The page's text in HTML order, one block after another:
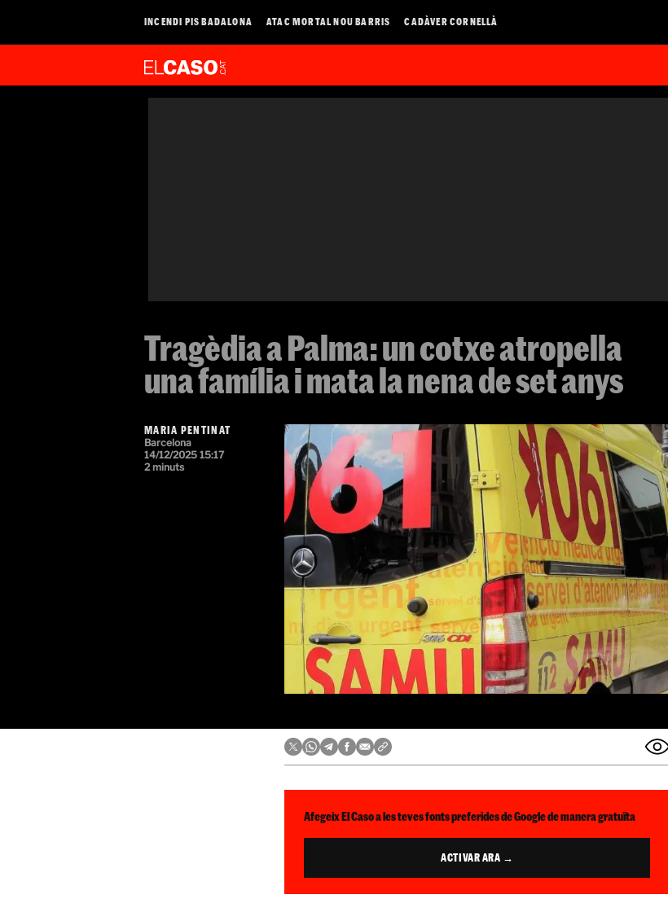
INCENDI PIS BADALONA ATAC MORTAL NOU BARRIS CADÀVER CORNELLÀ
Tragèdia a Palma: un cotxe atropella
una família i mata la nena de set anys
MARIA PENTINAT
Barcelona
14/12/2025 15:17
2 minuts
Afegeix El Caso a les teves fonts preferides de Google de manera gratuïta
ACTIVAR ARA →